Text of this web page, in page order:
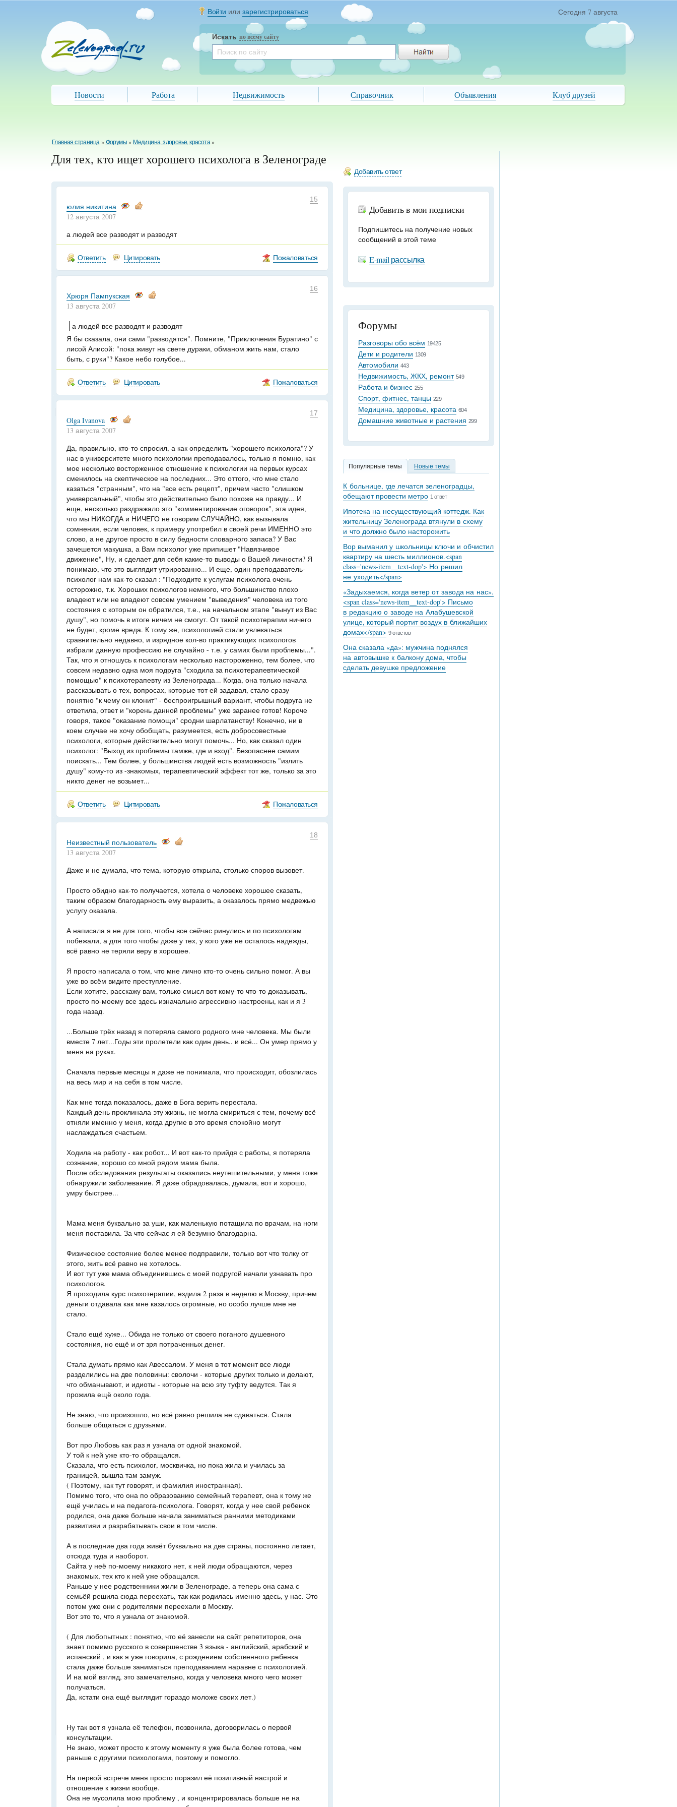
Войти или зарегистрироваться Сегодня 7 августа
Искать по всему сайту
Новости Работа Недвижимость Справочник Объявления Клуб друзей
Главная страница »Форумы» Медицина, здоровье, красота»
Для тех, кто ищет хорошего психолога в Зеленограде
15
юлия никитина
12 августа 2007
а людей все разводят и разводят
Ответить Цитировать Пожаловаться
16
Хрюря Пампукская
13 августа 2007
а людей все разводят и разводят
Я бы сказала, они сами "разводятся". Помните, "Приключения Буратино" с
лисой Алисой: "пока живут на свете дураки, обманом жить нам, стало
быть, с руки"? Какое небо голубое...
Ответить Цитировать Пожаловаться
17
Olga Ivanova
13 августа 2007
Да, правильно, кто-то спросил, а как определить "хорошего психолога"? У
нас в университете много психологии преподавалось, только я помню, как
мое несколько восторженное отношение к психологии на первых курсах
сменилось на скептическое на последних... Это оттого, что мне стало
казаться "странным", что на "все есть рецепт", причем часто "слишком
универсальный", чтобы это действительно было похоже на правду... И
еще, несколько раздражало это "комментирование оговорок", эта идея,
что мы НИКОГДА и НИЧЕГО не говорим СЛУЧАЙНО, как вызывала
сомнения, если человек, к примеру употребил в своей речи ИМЕННО это
слово, а не другое просто в силу бедности словарного запаса? У Вас
зачешется макушка, а Вам психолог уже припишет "Навязчивое
движение", Ну, и сделает для себя какие-то выводы о Вашей личности? Я
понимаю, что это выглядит утрированно... И еще, один преподаватель-
психолог нам как-то сказал : "Подходите к услугам психолога очень
осторожно, т.к. Хороших психологов немного, что большинство плохо
владеют или не владеют совсем умением "выведения" человека из того
состояния с которым он обратился, т.е., на начальном этапе "вынут из Вас
душу", но помочь в итоге ничем не смогут. От такой психотерапии ничего
не будет, кроме вреда. К тому же, психологией стали увлекаться
сравнительно недавно, и изрядное кол-во практикующих психологов
избрали данную профессию не случайно - т.е. у самих были проблемы...".
Так, что я отношусь к психологам несколько настороженно, тем более, что
совсем недавно одна моя подруга "сходила за психотерапевтической
помощью" к психотерапевту из Зеленограда... Когда, она только начала
рассказывать о тех, вопросах, которые тот ей задавал, стало сразу
понятно "к чему он клонит" - беспроигрышный вариант, чтобы подруга не
ответила, ответ и "корень данной проблемы" уже заранее готов! Короче
говоря, такое "оказание помощи" сродни шарлатанству! Конечно, ни в
коем случае не хочу обобщать, разумеется, есть добросовестные
психологи, которые действительно могут помочь... Но, как сказал один
психолог: "Выход из проблемы тамже, где и вход". Безопаснее самим
поискать... Тем более, у большинства людей есть возможность "излить
душу" кому-то из -знакомых, терапевтический эффект тот же, только за это
никто денег не возьмет...
Ответить Цитировать Пожаловаться
18
Неизвестный пользователь
13 августа 2007
Даже и не думала, что тема, которую открыла, столько споров вызовет.
Просто обидно как-то получается, хотела о человеке хорошее сказать,
таким образом благодарность ему выразить, а оказалось прямо медвежью
услугу оказала.
А написала я не для того, чтобы все сейчас ринулись и по психологам
побежали, а для того чтобы даже у тех, у кого уже не осталось надежды,
всё равно не теряли веру в хорошее.
Я просто написала о том, что мне лично кто-то очень сильно помог. А вы
уже во всём видите преступление.
Если хотите, расскажу вам, только смысл вот кому-то что-то доказывать,
просто по-моему все здесь изначально агрессивно настроены, как и я 3
года назад.
...Больше трёх назад я потеряла самого родного мне человека. Мы были
вместе 7 лет...Годы эти пролетели как один день.. и всё... Он умер прямо у
меня на руках.
Сначала первые месяцы я даже не понимала, что происходит, обозлилась
на весь мир и на себя в том числе.
Как мне тогда показалось, даже в Бога верить перестала.
Каждый день проклинала эту жизнь, не могла смириться с тем, почему всё
отняли именно у меня, когда другие в это время спокойно могут
наслаждаться счастьем.
Ходила на работу - как робот... И вот как-то прийдя с работы, я потеряла
сознание, хорошо со мной рядом мама была.
После обследования результаты оказались неутешительными, у меня тоже
обнаружили заболевание. Я даже обрадовалась, думала, вот и хорошо,
умру быстрее...
Мама меня буквально за уши, как маленькую потащила по врачам, на ноги
меня поставила. За что сейчас я ей безумно благодарна.
Физическое состояние более менее подправили, только вот что толку от
этого, жить всё равно не хотелось.
И вот тут уже мама объединившись с моей подругой начали узнавать про
психологов.
Я проходила курс психотерапии, ездила 2 раза в неделю в Москву, причем
деньги отдавала как мне казалось огромные, но особо лучше мне не
стало.
Стало ещё хуже... Обида не только от своего поганого душевного
состояния, но ещё и от зря потраченных денег.
Стала думать прямо как Авессалом. У меня в тот момент все люди
разделились на две половины: сволочи - которые других только и делают,
что обманывают, и идиоты - которые на всю эту туфту ведутся. Так я
прожила ещё около года.
Не знаю, что произошло, но всё равно решила не сдаваться. Стала
больше общаться с друзьями.
Вот про Любовь как раз я узнала от одной знакомой.
У той к ней уже кто-то обращался.
Сказала, что есть психолог, москвичка, но пока жила и училась за
границей, вышла там замуж.
( Поэтому, как тут говорят, и фамилия иностранная).
Помимо того, что она по образованию семейный терапевт, она к тому же
ещё училась и на педагога-психолога. Говорят, когда у нее свой ребенок
родился, она даже больше начала заниматься ранними методиками
развитияи и разрабатывать свои в том числе.
А в последние два года живёт буквально на две страны, постоянно летает,
отсюда туда и наоборот.
Сайта у неё по-моему никакого нет, к ней люди обращаются, через
знакомых, тех кто к ней уже обращался.
Раньше у нее родственники жили в Зеленограде, а теперь она сама с
семьёй решила сюда переехать, так как родилась именно здесь, у нас. Это
потом уже они с родителями переехали в Москву.
Вот это то, что я узнала от знакомой.
( Для любопытных : понятно, что её занесли на сайт репетиторов, она
знает помимо русского в совершенстве 3 языка - английский, арабский и
испанский , и как я уже говорила, с рождением собственного ребенка
стала даже больше заниматься преподаванием наравне с психологией.
И на мой взгляд, это замечательно, когда у человека много чего может
получаться.
Да, кстати она ещё выглядит гораздо моложе своих лет.)
Ну так вот я узнала её телефон, позвонила, договорилась о первой
консультации.
Не знаю, может просто к этому моменту я уже была более готова, чем
раньше с другими психологами, поэтому и помогло.
На первой встрече меня просто поразил её позитивный настрой и
отношение к жизни вообще.
Она не мусолила мою проблему , и концентрировалась больше не на
Добавить ответ
Добавить в мои подписки
Подпишитесь на получение новых
сообщений в этой теме
E-mail рассылка
Форумы
Разговоры обо всём 19425
Дети и родители 1309
Автомобили 443
Недвижимость, ЖКХ, ремонт 549
Работа и бизнес 255
Спорт, фитнес, танцы 229
Медицина, здоровье, красота 604
Домашние животные и растения 299
Популярные темы Новые темы
К больнице, где лечатся зеленоградцы,
обещают провести метро 1 ответ
Ипотека на несуществующий коттедж. Как
жительницу Зеленограда втянули в схему
и что должно было насторожить
Вор выманил у школьницы ключи и обчистил
квартиру на шесть миллионов.<span
class='news-item__text-dop'> Но решил
не уходить</span>
«Задыхаемся, когда ветер от завода на нас».
<span class='news-item__text-dop'> Письмо
в редакцию о заводе на Алабушевской
улице, который портит воздух в ближайших
домах</span> 9 ответов
Она сказала «да»: мужчина поднялся
на автовышке к балкону дома, чтобы
сделать девушке предложение